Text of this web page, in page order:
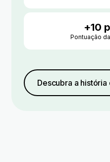
+10
Pontuação
Descubra a